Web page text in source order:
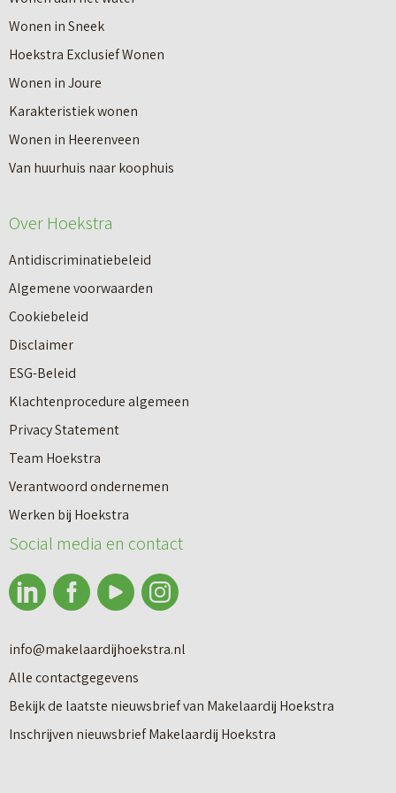
o
e
t
e
e
n
a
n
k
o
o
p
m
a
k
e
l
a
a
?
r
a
t
i
s
W
a
r
d
e
b
e
p
a
l
i
n
g
e
r
J
o
u
w
o
C
o
f
l
a
g
Wonen in Sneek
Hoekstra Exclusief Wonen
Wonen in Joure
Karakteristiek wonen
Wonen in Heerenveen
Van huurhuis naar koophuis
Over Hoekstra
Antidiscriminatiebeleid
Algemene voorwaarden
Cookiebeleid
Disclaimer
ESG-Beleid
Klachtenprocedure algemeen
Privacy Statement
Team Hoekstra
Verantwoord ondernemen
Werken bij Hoekstra
Social media en contact
info@makelaardijhoekstra.nl
Alle contactgegevens
Bekijk de laatste nieuwsbrief van Makelaardij Hoekstra
Inschrijven nieuwsbrief Makelaardij Hoekstra